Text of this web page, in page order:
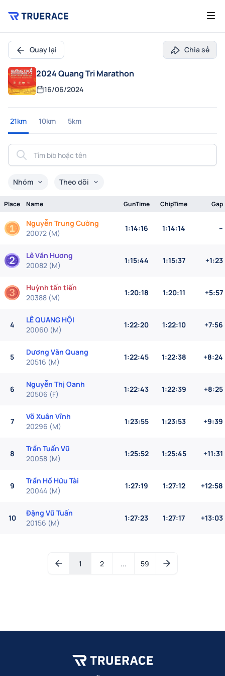
Quay lại Chia sẻ
2024 Quang Tri Marathon
16/06/2024
21km 10km 5km
Nhóm Theo dõi
Place Name GunTime ChipTime Gap
Nguyễn Trung Cường
20072 (M)
1:14:16 1:14:14 --
Lê Văn Hương
20082 (M)
1:15:44 1:15:37 +1:23
Huỳnh tấn tiến
20388 (M)
1:20:18 1:20:11 +5:57
4
LÊ QUANG HỘI
20060 (M)
1:22:20 1:22:10 +7:56
5
Dương Văn Quang
20516 (M)
1:22:45 1:22:38 +8:24
6
Nguyễn Thị Oanh
20506 (F)
1:22:43 1:22:39 +8:25
7
Võ Xuân Vĩnh
20296 (M)
1:23:55 1:23:53 +9:39
8
Trần Tuấn Vũ
20058 (M)
1:25:52 1:25:45 +11:31
9
Trần Hồ Hữu Tài
20044 (M)
1:27:19 1:27:12 +12:58
10
Đặng Vũ Tuấn
20156 (M)
1:27:23 1:27:17 +13:03
1 2 ... 59